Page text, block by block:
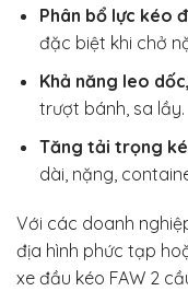
Phân bổ lực kéo
đặc biệt khi chở
Khả năng leo
trượt bánh, sa lầy.
Tăng tải trọng
dài, nặng,
Với các doanh
địa hình phức tạp
xe đầu kéo FAW 2